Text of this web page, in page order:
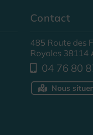
Contact
485 Route des
Royales 38114
04 76 80
Nous situer